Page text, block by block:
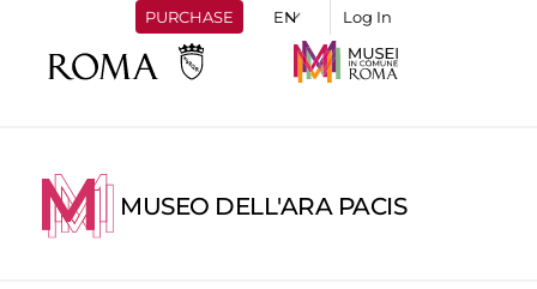
PURCHASE Log In
MUSEO DELL'ARA PACIS